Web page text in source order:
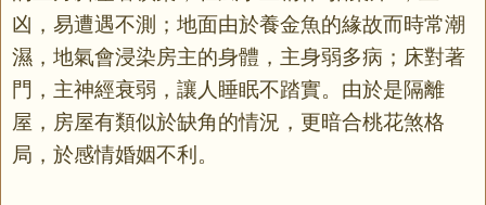
凶，易遭遇不測；地面由於養金魚的緣故而時常潮
濕，地氣會浸染房主的身體，主身弱多病；床對著
門，主神經衰弱，讓人睡眠不踏實。由於是隔離
屋，房屋有類似於缺角的情況，更暗合桃花煞格
局，於感情婚姻不利。